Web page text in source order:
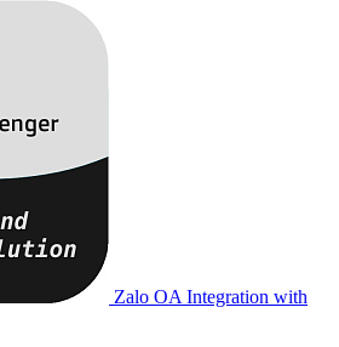
Zalo OA Integration with